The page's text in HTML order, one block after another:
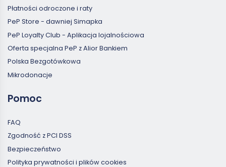
Płatności odroczone i raty
PeP Store - dawniej Simapka
PeP Loyalty Club - Aplikacja lojalnościowa
Oferta specjalna PeP z Alior Bankiem
Polska Bezgotówkowa
Mikrodonacje
Pomoc
FAQ
Zgodność z PCI DSS
Bezpieczeństwo
Polityka prywatności i plików cookies